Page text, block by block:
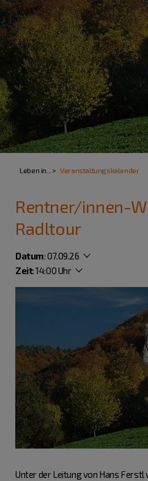
Leben in... Veranstaltungskalender
Rentner/innen-
Radltour
Datum:07.09.26
Zeit:14:00 Uhr
Unter der Leitung von Hans Ferstl